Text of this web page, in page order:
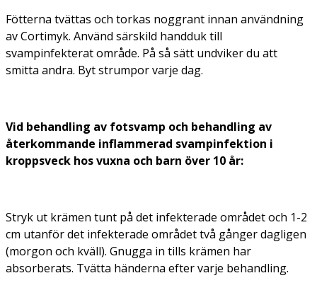
Fötterna tvättas och torkas noggrant innan användning
av Cortimyk. Använd särskild handduk till
svampinfekterat område. På så sätt undviker du att
smitta andra. Byt strumpor varje dag.
Vid behandling av fotsvamp och behandling av
återkommande inflammerad svampinfektion i
kroppsveck hos vuxna och barn över 10 år:
Stryk ut krämen tunt på det infekterade området och 1-2
cm utanför det infekterade området två gånger dagligen
(morgon och kväll). Gnugga in tills krämen har
absorberats. Tvätta händerna efter varje behandling.